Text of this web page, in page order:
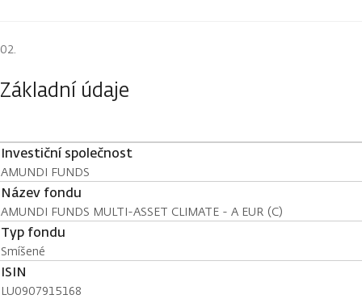
Základní údaje
Investiční společnost
AMUNDI FUNDS
Název fondu
AMUNDI FUNDS MULTI-ASSET CLIMATE - A EUR (C)
Typ fondu
Smíšené
ISIN
LU0907915168